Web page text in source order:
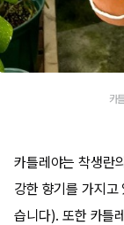
카
카틀레야는 착생란
강한 향기를 가지고
습니다). 또한 카틀